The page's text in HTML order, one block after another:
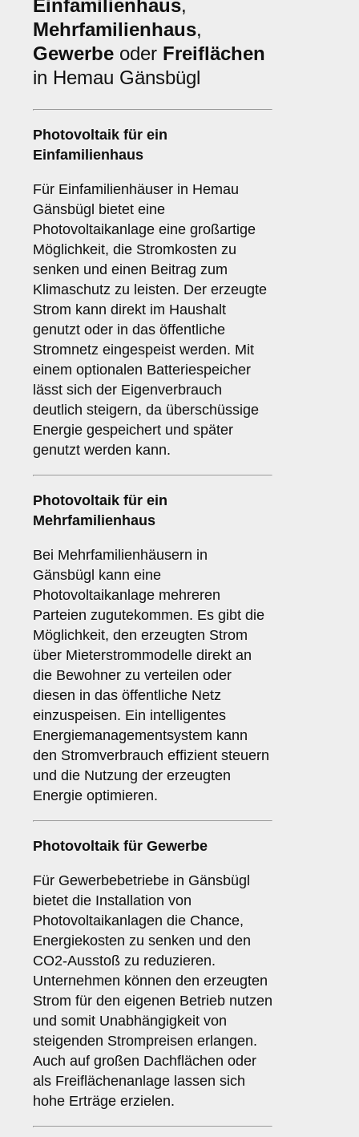
Einfamilienhaus,
Mehrfamilienhaus,
Gewerbe oder Freiflächen
in Hemau Gänsbügl
Photovoltaik für ein
Einfamilienhaus
Für Einfamilienhäuser in Hemau
Gänsbügl bietet eine
Photovoltaikanlage eine großartige
Möglichkeit, die Stromkosten zu
senken und einen Beitrag zum
Klimaschutz zu leisten. Der erzeugte
Strom kann direkt im Haushalt
genutzt oder in das öffentliche
Stromnetz eingespeist werden. Mit
einem optionalen Batteriespeicher
lässt sich der Eigenverbrauch
deutlich steigern, da überschüssige
Energie gespeichert und später
genutzt werden kann.
Photovoltaik für ein
Mehrfamilienhaus
Bei Mehrfamilienhäusern in
Gänsbügl kann eine
Photovoltaikanlage mehreren
Parteien zugutekommen. Es gibt die
Möglichkeit, den erzeugten Strom
über Mieterstrommodelle direkt an
die Bewohner zu verteilen oder
diesen in das öffentliche Netz
einzuspeisen. Ein intelligentes
Energiemanagementsystem kann
den Stromverbrauch effizient steuern
und die Nutzung der erzeugten
Energie optimieren.
Photovoltaik für Gewerbe
Für Gewerbebetriebe in Gänsbügl
bietet die Installation von
Photovoltaikanlagen die Chance,
Energiekosten zu senken und den
CO2-Ausstoß zu reduzieren.
Unternehmen können den erzeugten
Strom für den eigenen Betrieb nutzen
und somit Unabhängigkeit von
steigenden Strompreisen erlangen.
Auch auf großen Dachflächen oder
als Freiflächenanlage lassen sich
hohe Erträge erzielen.